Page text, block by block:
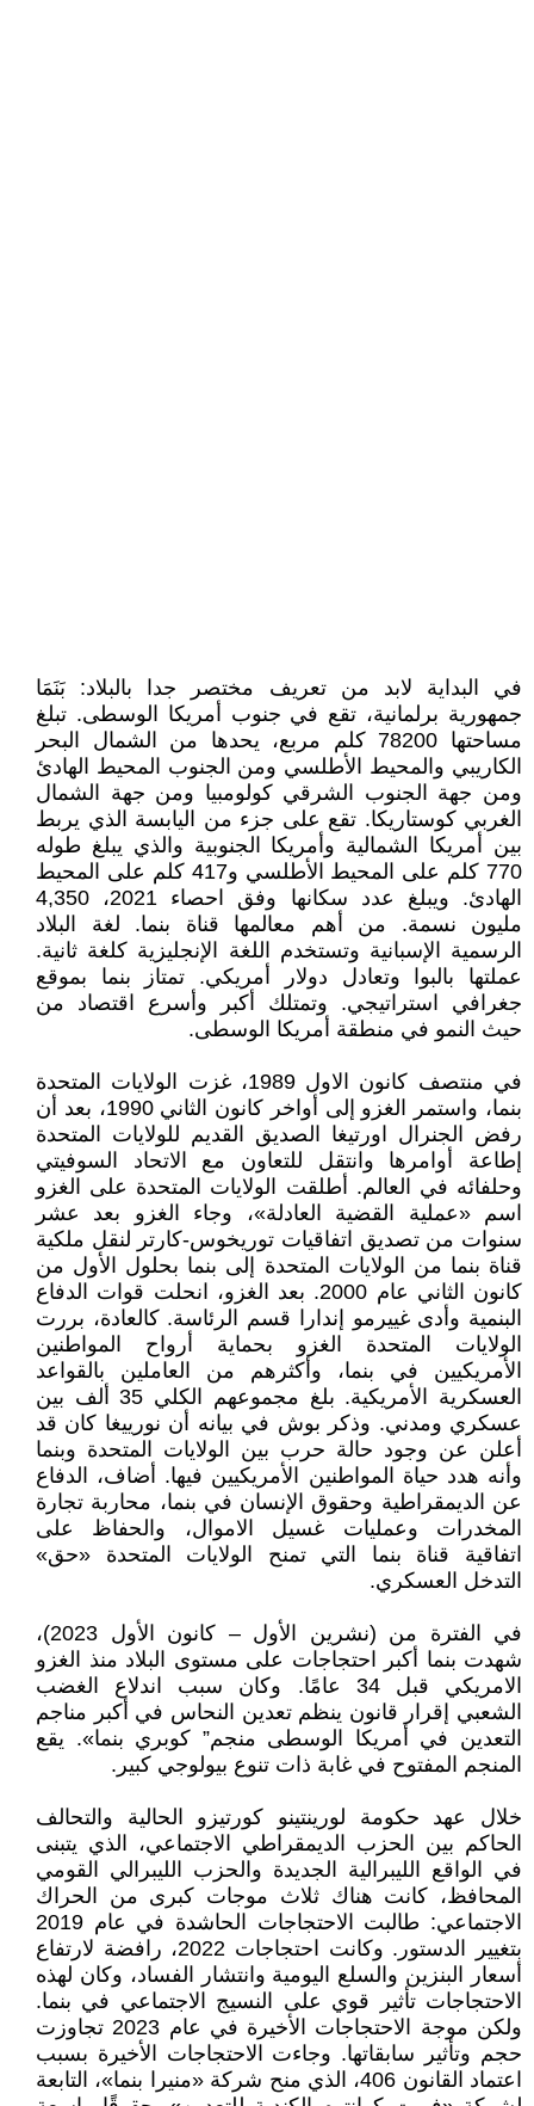
في البداية لابد من تعريف مختصر جدا بالبلاد: بَنَمَا
جمهورية برلمانية، تقع في جنوب أمريكا الوسطى. تبلغ
مساحتها 78200 كلم مربع، يحدها من الشمال البحر
الكاريبي والمحيط الأطلسي ومن الجنوب المحيط الهادئ
ومن جهة الجنوب الشرقي كولومبيا ومن جهة الشمال
الغربي كوستاريكا. تقع على جزء من اليابسة الذي يربط
بين أمريكا الشمالية وأمريكا الجنوبية والذي يبلغ طوله
770 كلم على المحيط الأطلسي و417 كلم على المحيط
الهادئ. ويبلغ عدد سكانها وفق احصاء 2021، 4,350
مليون نسمة. من أهم معالمها قناة بنما. لغة البلاد
الرسمية الإسبانية وتستخدم اللغة الإنجليزية كلغة ثانية.
عملتها بالبوا وتعادل دولار أمريكي. تمتاز بنما بموقع
جغرافي استراتيجي. وتمتلك أكبر وأسرع اقتصاد من
حيث النمو في منطقة أمريكا الوسطى.
في منتصف كانون الاول 1989، غزت الولايات المتحدة
بنما، واستمر الغزو إلى أواخر كانون الثاني 1990، بعد أن
رفض الجنرال اورتيغا الصديق القديم للولايات المتحدة
إطاعة أوامرها وانتقل للتعاون مع الاتحاد السوفيتي
وحلفائه في العالم. أطلقت الولايات المتحدة على الغزو
اسم «عملية القضية العادلة»، وجاء الغزو بعد عشر
سنوات من تصديق اتفاقيات توريخوس-كارتر لنقل ملكية
قناة بنما من الولايات المتحدة إلى بنما بحلول الأول من
كانون الثاني عام 2000. بعد الغزو، انحلت قوات الدفاع
البنمية وأدى غييرمو إندارا قسم الرئاسة. كالعادة، بررت
الولايات المتحدة الغزو بحماية أرواح المواطنين
الأمريكيين في بنما، وأكثرهم من العاملين بالقواعد
العسكرية الأمريكية. بلغ مجموعهم الكلي 35 ألف بين
عسكري ومدني. وذكر بوش في بيانه أن نورييغا كان قد
أعلن عن وجود حالة حرب بين الولايات المتحدة وبنما
وأنه هدد حياة المواطنين الأمريكيين فيها. أضاف، الدفاع
عن الديمقراطية وحقوق الإنسان في بنما، محاربة تجارة
المخدرات وعمليات غسيل الاموال، والحفاظ على
اتفاقية قناة بنما التي تمنح الولايات المتحدة «حق»
التدخل العسكري.
في الفترة من (نشرين الأول – كانون الأول 2023)،
شهدت بنما أكبر احتجاجات على مستوى البلاد منذ الغزو
الامريكي قبل 34 عامًا. وكان سبب اندلاع الغضب
الشعبي إقرار قانون ينظم تعدين النحاس في أكبر مناجم
التعدين في أمريكا الوسطى منجم” كوبري بنما». يقع
المنجم المفتوح في غابة ذات تنوع بيولوجي كبير.
خلال عهد حكومة لورينتينو كورتيزو الحالية والتحالف
الحاكم بين الحزب الديمقراطي الاجتماعي، الذي يتبنى
في الواقع الليبرالية الجديدة والحزب الليبرالي القومي
المحافظ، كانت هناك ثلاث موجات كبرى من الحراك
الاجتماعي: طالبت الاحتجاجات الحاشدة في عام 2019
بتغيير الدستور. وكانت احتجاجات 2022، رافضة لارتفاع
أسعار البنزين والسلع اليومية وانتشار الفساد، وكان لهذه
الاحتجاجات تأثير قوي على النسيج الاجتماعي في بنما.
ولكن موجة الاحتجاجات الأخيرة في عام 2023 تجاوزت
حجم وتأثير سابقاتها. وجاءت الاحتجاجات الأخيرة بسبب
اعتماد القانون 406، الذي منح شركة «منيرا بنما»، التابعة